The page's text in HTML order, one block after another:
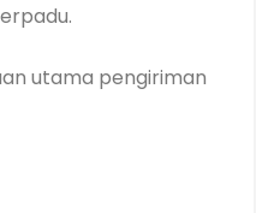
utama pengiriman